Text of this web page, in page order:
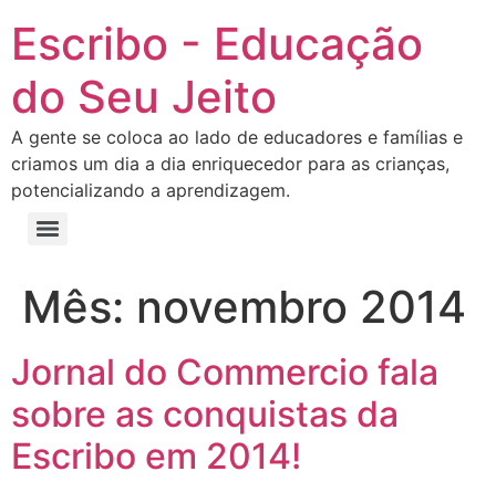
Escribo - Educação
do Seu Jeito
A gente se coloca ao lado de educadores e famílias e
criamos um dia a dia enriquecedor para as crianças,
potencializando a aprendizagem.
Mês: novembro 2014
Jornal do Commercio fala
sobre as conquistas da
Escribo em 2014!